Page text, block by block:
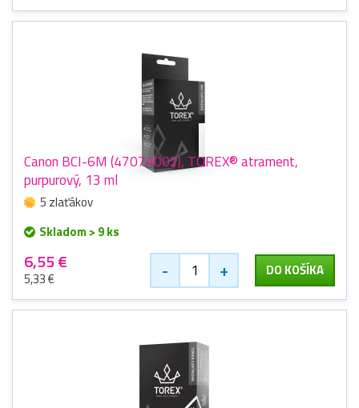
Canon BCI-6M (4707A002), TOREX® atrament,
purpurový, 13 ml
5 zlaťákov
Skladom > 9 ks
6,55 €
5,33 € - + DO KOŠÍKA